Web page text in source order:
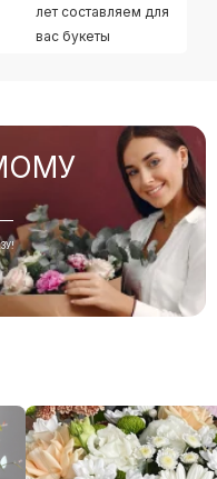
лет составляем для
вас букеты